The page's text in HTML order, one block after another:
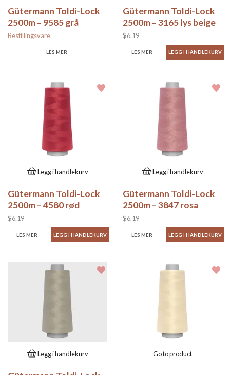
Gütermann Toldi-Lock
2500m – 9585 grå
Bestillingsvare
LES MER
Gütermann Toldi-Lock
2500m – 3165 lys beige
$6.19
LES MER
Legg i handlekurv
Gütermann Toldi-Lock
2500m – 4580 rød
$6.19
LES MER
Legg i handlekurv
Gütermann Toldi-Lock
2500m – 3847 rosa
$6.19
LES MER
Legg i handlekurv Go to product